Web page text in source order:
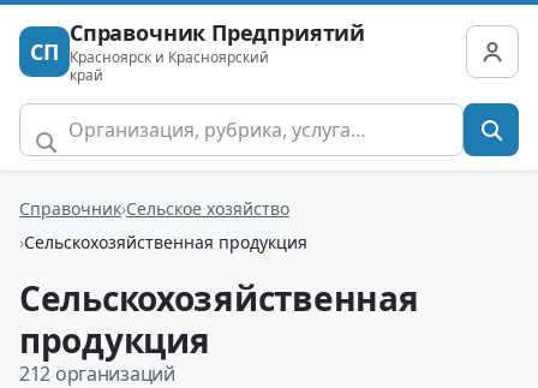
СП
Справочник Предприятий
Красноярск и Красноярский
край
Справочник Сельское хозяйство
Сельскохозяйственная продукция
Сельскохозяйственная
продукция
212 организаций